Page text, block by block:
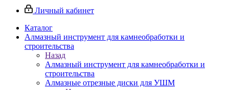
Личный кабинет
Каталог
Алмазный инструмент для камнеобработки и
строительства
Назад
Алмазный инструмент для камнеобработки и
строительства
Алмазные отрезные диски для УШМ